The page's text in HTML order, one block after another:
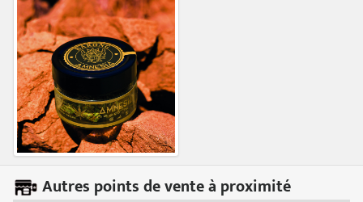
Autres points de vente à proximité